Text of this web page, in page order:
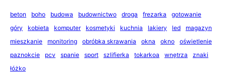
beton boho budowa budownictwo droga frezarka
gotowanie
góry
kobieta komputer kosmetyki kuchnia lakiery led
magazyn
mieszkanie
monitoring obróbka skrawania okna okno
oświetlenie
paznokcie
pcv spanie sport szlifierka tokarkoa wnętrza
znaki
łóżko